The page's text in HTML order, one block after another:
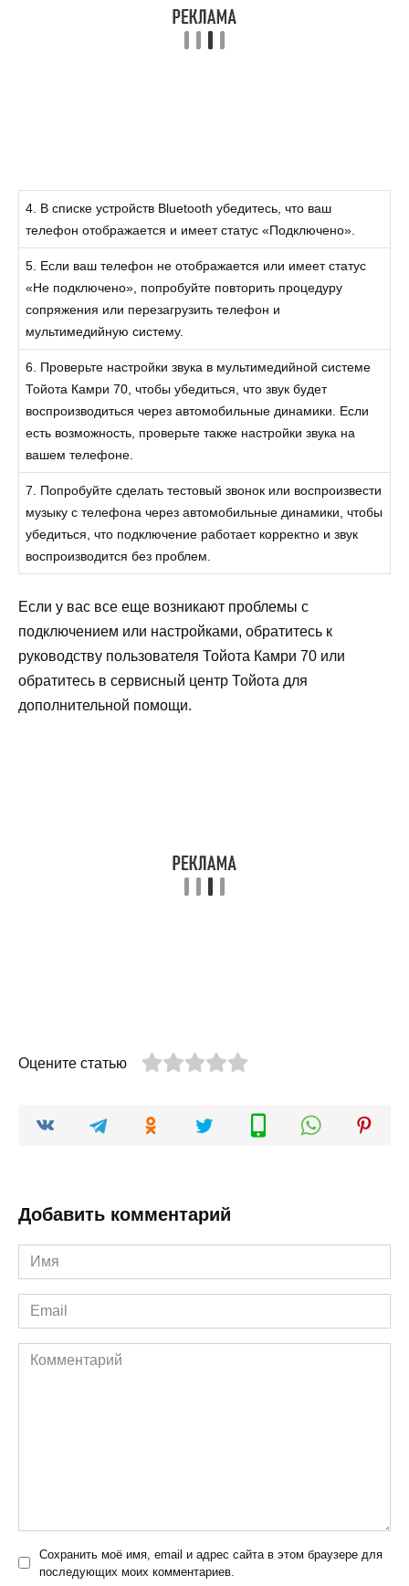
4. В списке устройств Bluetooth убедитесь, что ваш
телефон отображается и имеет статус «Подключено».
5. Если ваш телефон не отображается или имеет статус
«Не подключено», попробуйте повторить процедуру
сопряжения или перезагрузить телефон и
мультимедийную систему.
6. Проверьте настройки звука в мультимедийной системе
Тойота Камри 70, чтобы убедиться, что звук будет
воспроизводиться через автомобильные динамики. Если
есть возможность, проверьте также настройки звука на
вашем телефоне.
7. Попробуйте сделать тестовый звонок или воспроизвести
музыку с телефона через автомобильные динамики, чтобы
убедиться, что подключение работает корректно и звук
воспроизводится без проблем.
Если у вас все еще возникают проблемы с
подключением или настройками, обратитесь к
руководству пользователя Тойота Камри 70 или
обратитесь в сервисный центр Тойота для
дополнительной помощи.
Оцените статью
Добавить комментарий
Имя
*
Email
*
Комментарий
Сохранить моё имя, email и адрес сайта в этом браузере для
последующих моих комментариев.